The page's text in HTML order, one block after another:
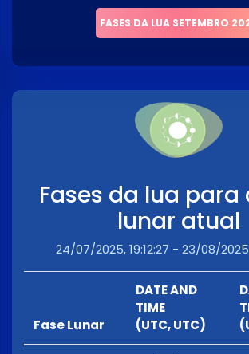
FASES DA LUA SETEMBRO
Fases da lua para
lunar atual
24/07/2025, 19:12:27 - 23/08/
Fase Lunar
DATE AND
TIME
(UTC, UTC)